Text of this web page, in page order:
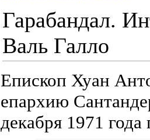
Гарабандал.
Валь Галло
Епископ Хуан
епархию
декабря 1971 года